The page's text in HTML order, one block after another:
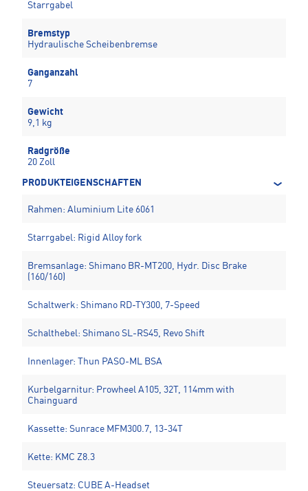
Starrgabel
Bremstyp
Hydraulische Scheibenbremse
Ganganzahl
7
Gewicht
9,1 kg
Radgröße
20 Zoll
PRODUKTEIGENSCHAFTEN
Rahmen: Aluminium Lite 6061
Starrgabel: Rigid Alloy fork
Bremsanlage: Shimano BR-MT200, Hydr. Disc Brake
(160/160)
Schaltwerk: Shimano RD-TY300, 7-Speed
Schalthebel: Shimano SL-RS45, Revo Shift
Innenlager: Thun PASO-ML BSA
Kurbelgarnitur: Prowheel A105, 32T, 114mm with
Chainguard
Kassette: Sunrace MFM300.7, 13-34T
Kette: KMC Z8.3
Steuersatz: CUBE A-Headset